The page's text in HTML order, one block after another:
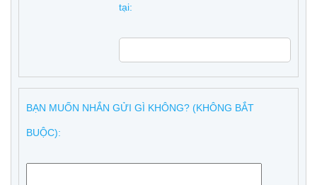
tại:
BẠN MUỐN NHẮN GỬI GÌ KHÔNG? (KHÔNG BẮT
BUỘC):